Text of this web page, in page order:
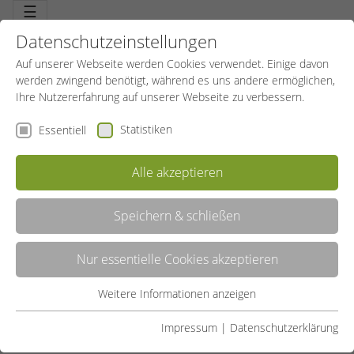
☰
LISTE
Datenschutzeinstellungen
Auf unserer Webseite werden Cookies verwendet. Einige davon
werden zwingend benötigt, während es uns andere ermöglichen,
Ihre Nutzererfahrung auf unserer Webseite zu verbessern.
Essentiell Statistiken
Alle akzeptieren
Speichern & schließen
Nur essentielle Cookies akzeptieren
Essentielle Cookies werden für grundlegende Funktionen der
Weitere Informationen anzeigen
Impressum | Datenschutzerklärung